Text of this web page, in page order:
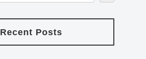
Recent Posts